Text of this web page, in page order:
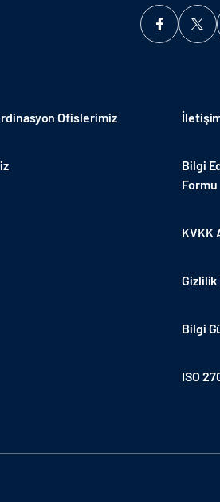
Ofislerimiz
Bilgi
Formu
KVKK
Gizlilik
Bilgi
ISO